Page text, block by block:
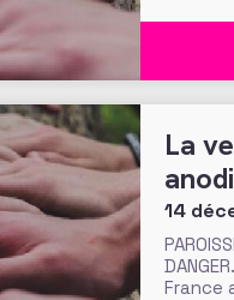
lettres
La
2020
14
France